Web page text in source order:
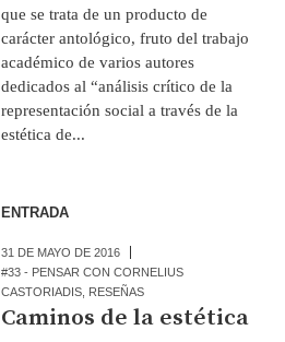
que se trata de un producto de
carácter antológico, fruto del trabajo
académico de varios autores
dedicados al “análisis crítico de la
representación social a través de la
estética de...
ENTRADA
31 DE MAYO DE 2016
#33 - PENSAR CON CORNELIUS
CASTORIADIS RESEÑAS
Caminos de la estética